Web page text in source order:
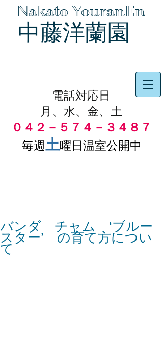
Nakato YouranEn
中藤洋蘭園
電話対応日
月、水、金、土
０４２－５７４－３４８７
毎週土曜日温室公開中
バンダ チャム ‘ブルー
スター’ の育て方につい
て